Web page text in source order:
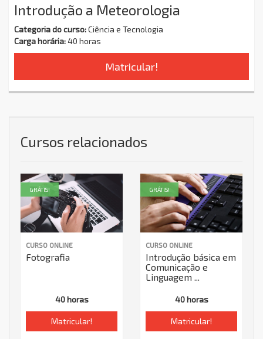
Introdução a Meteorologia
Categoria do curso:Ciência e Tecnologia
Carga horária:40 horas
Matricular!
Cursos relacionados
CURSO ONLINE
Fotografia
40 horas
Matricular!
GRÁTIS!
CURSO ONLINE
Introdução básica em
Comunicação e
Linguagem ...
40 horas
Matricular!
GRÁTIS!